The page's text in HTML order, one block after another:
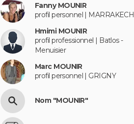
Fanny MOUNIR
profil personnel | MARRAKECH
Hmimi MOUNIR
profil professionnel | Batlos -
Menuisier
Marc MOUNIR
profil personnel | GRIGNY
Nom "MOUNIR"